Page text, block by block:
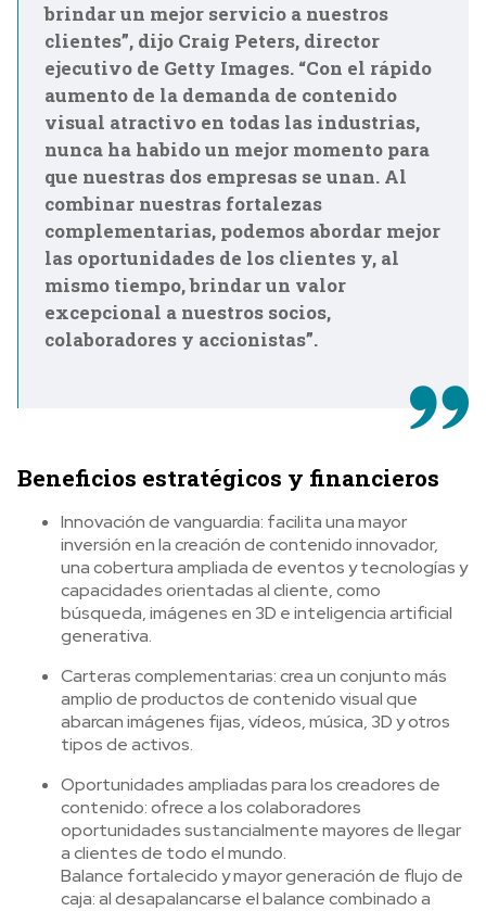
brindar un mejor servicio a nuestros
clientes”, dijo Craig Peters, director
ejecutivo de Getty Images. “Con el rápido
aumento de la demanda de contenido
visual atractivo en todas las industrias,
nunca ha habido un mejor momento para
que nuestras dos empresas se unan. Al
combinar nuestras fortalezas
complementarias, podemos abordar mejor
las oportunidades de los clientes y, al
mismo tiempo, brindar un valor
excepcional a nuestros socios,
colaboradores y accionistas”.
Beneficios estratégicos y financieros
Innovación de vanguardia: facilita una mayor
inversión en la creación de contenido innovador,
una cobertura ampliada de eventos y tecnologías y
capacidades orientadas al cliente, como
búsqueda, imágenes en 3D e inteligencia artificial
generativa.
Carteras complementarias: crea un conjunto más
amplio de productos de contenido visual que
abarcan imágenes fijas, vídeos, música, 3D y otros
tipos de activos.
Oportunidades ampliadas para los creadores de
contenido: ofrece a los colaboradores
oportunidades sustancialmente mayores de llegar
a clientes de todo el mundo.
Balance fortalecido y mayor generación de flujo de
caja: al desapalancarse el balance combinado a